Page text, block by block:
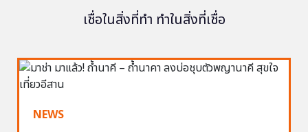
เชื่อในสิ่งที่ทำ ทำในสิ่งที่เชื่อ
NEWS